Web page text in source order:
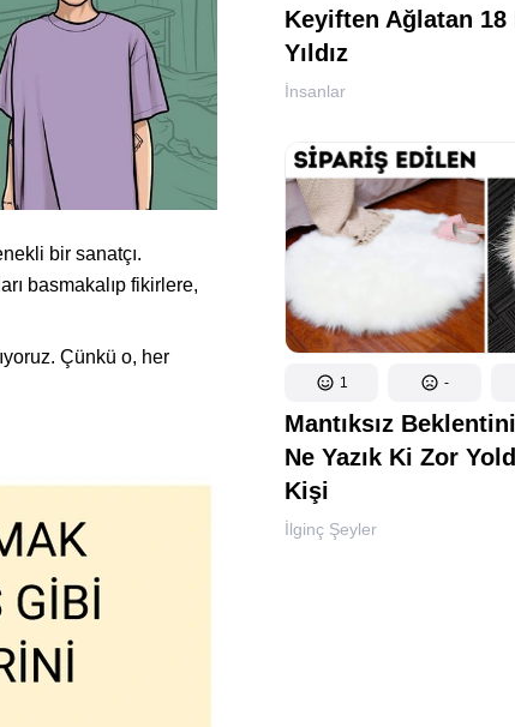
Keyiften Ağlatan
Yıldız
İnsanlar
1 -
Mantıksız
Ne Yazık Ki Zor
Kişi
İlginç Şeyler
bir sanatçı.
basmakalıp fikirlere,
Çünkü o, her